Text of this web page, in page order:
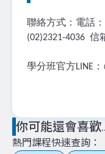
聯絡方式：電話：
(02)2321-4036 信
學分班官方LINE ：
你可能還會喜歡
熱門課程快速查詢